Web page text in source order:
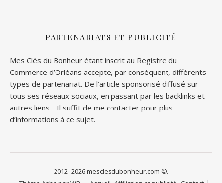
PARTENARIATS ET PUBLICITÉ
Mes Clés du Bonheur étant inscrit au Registre du
Commerce d’Orléans accepte, par conséquent, différents
types de partenariat. De l’article sponsorisé diffusé sur
tous ses réseaux sociaux, en passant par les backlinks et
autres liens… Il suffit de me contacter pour plus
d’informations à ce sujet.
2012- 2026 mesclesdubonheur.com ©.